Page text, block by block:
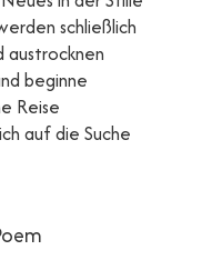
schließlich
austrocknen
beginne
Reise
auf die Suche